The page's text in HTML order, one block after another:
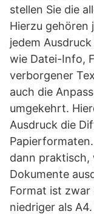
stellen Sie die
Hierzu gehören
jedem
wie Datei-Info,
verborgener
auch die
umgekehrt.
Ausdruck die
dann praktisch,
Dokumente
Format ist
niedriger als